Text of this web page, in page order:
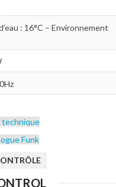
: 16°C – Environnement
technique
Funk